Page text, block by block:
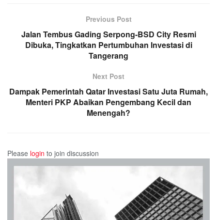
Previous Post
Jalan Tembus Gading Serpong-BSD City Resmi
Dibuka, Tingkatkan Pertumbuhan Investasi di
Tangerang
Next Post
Dampak Pemerintah Qatar Investasi Satu Juta Rumah,
Menteri PKP Abaikan Pengembang Kecil dan
Menengah?
Please login to join discussion